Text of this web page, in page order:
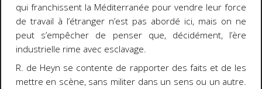
qui franchissent la Méditerranée pour vendre leur force
de travail à l’étranger n’est pas abordé ici, mais on ne
peut s’empêcher de penser que, décidément, l’ère
industrielle rime avec esclavage.
R. de Heyn se contente de rapporter des faits et de les
mettre en scène, sans militer dans un sens ou un autre.